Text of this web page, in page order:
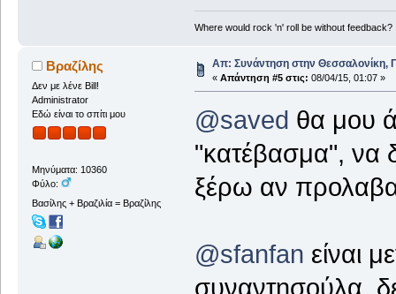
Where would rock 'n' roll be without feedback?
Βραζίλης
Δεν με λένε Bill!
Administrator
Εδώ είναι το σπίτι μου
Μηνύματα: 10360
Φύλο:
Βασίλης + Βραζιλία = Βραζίλης
Απ: Συνάντηση στην Θεσσαλονίκη,
« Απάντηση #5 στις: 08/04/15, 01:07 »
@saved θα μου
"κατέβασμα", να
ξέρω αν
@sfanfan είναι
συναντησούλα,